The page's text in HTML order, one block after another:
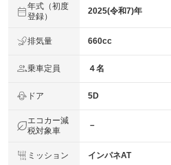
年式（初度
登録）
2025(令和7)年
排気量 660cc
乗車定員 ４名
ドア 5D
エコカー減
税対象車
－
ミッション インパネAT